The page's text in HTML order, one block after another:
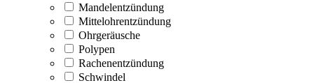
Mandelentzündung
Mittelohrentzündung
Ohrgeräusche
Polypen
Rachenentzündung
Schwindel